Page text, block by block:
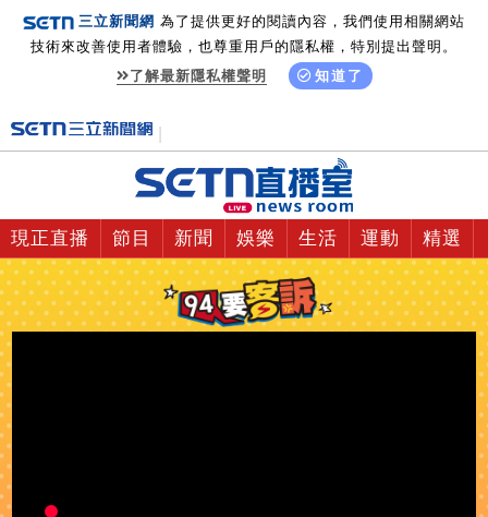
三立新聞網 為了提供更好的閱讀內容，我們使用相關網站
技術來改善使用者體驗，也尊重用戶的隱私權，特別提出聲明。
了解最新隱私權聲明
知道了
現正直播 節目 新聞 娛樂 生活 運動 精選